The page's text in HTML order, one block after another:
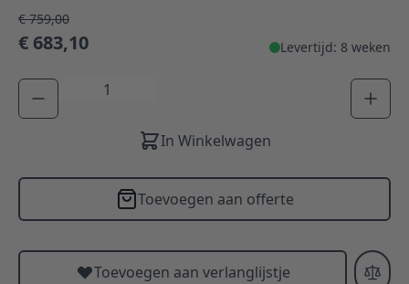
€ 759,00
€ 683,10 Levertijd: 8 weken
Aantal
In Winkelwagen
Toevoegen aan offerte
Toevoegen aan verlanglijstje